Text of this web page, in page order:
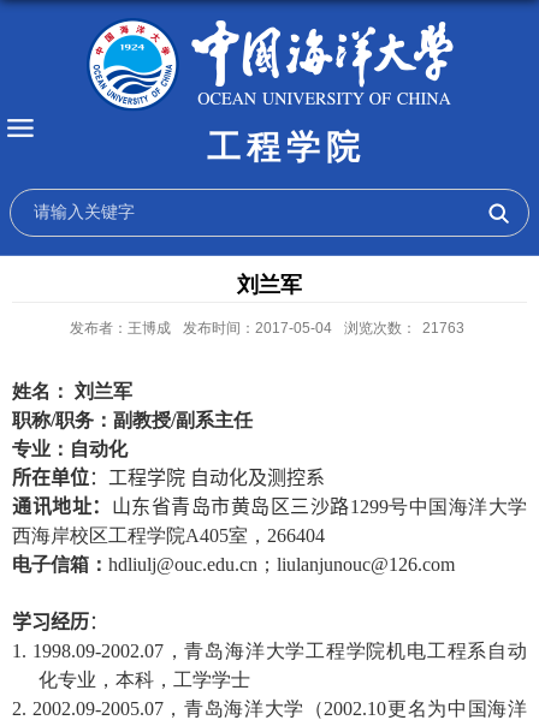
工程学院
刘兰军
发布者：王博成 发布时间：2017-05-04 浏览次数： 21763
姓名： 刘兰军
职称/职务：副教授/副系主任
专业：自动化
所在单位：工程学院 自动化及测控系
通讯地址： 山东省青岛市黄岛区三沙路1299号中国海洋大学
西海岸校区工程学院A405室， 266404
电子信箱： hdliulj@ouc.edu.cn ； liulanjunouc@126.com
学习经历：
1. 1998.09-2002.07，青岛海洋大学工程学院机电工程系自动
化专业，本科，工学学士
2. 2002.09-2005.07，青岛海洋大学（2002.10更名为中国海洋